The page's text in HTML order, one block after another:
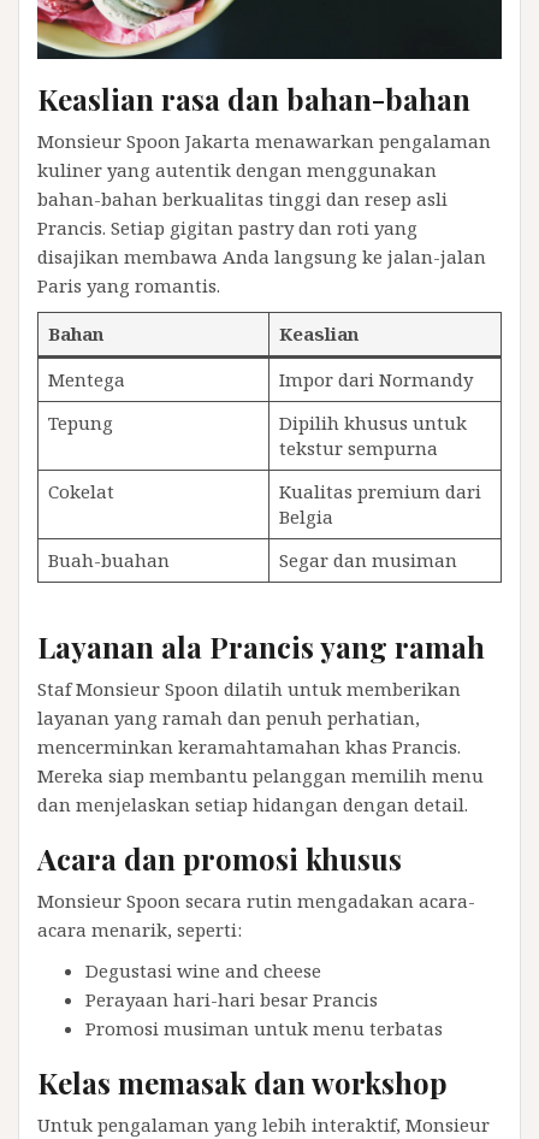
Keaslian rasa dan bahan-bahan
Monsieur Spoon Jakarta menawarkan pengalaman
kuliner yang autentik dengan menggunakan
bahan-bahan berkualitas tinggi dan resep asli
Prancis. Setiap gigitan pastry dan roti yang
disajikan membawa Anda langsung ke jalan-jalan
Paris yang romantis.
Bahan
Keaslian
Mentega
Impor dari Normandy
Tepung
Dipilih khusus untuk
tekstur sempurna
Cokelat
Kualitas premium dari
Belgia
Buah-buahan
Segar dan musiman
Layanan ala Prancis yang ramah
Staf Monsieur Spoon dilatih untuk memberikan
layanan yang ramah dan penuh perhatian,
mencerminkan keramahtamahan khas Prancis.
Mereka siap membantu pelanggan memilih menu
dan menjelaskan setiap hidangan dengan detail.
Acara dan promosi khusus
Monsieur Spoon secara rutin mengadakan acara-
acara menarik, seperti:
Degustasi wine and cheese
Perayaan hari-hari besar Prancis
Promosi musiman untuk menu terbatas
Kelas memasak dan workshop
Untuk pengalaman yang lebih interaktif, Monsieur